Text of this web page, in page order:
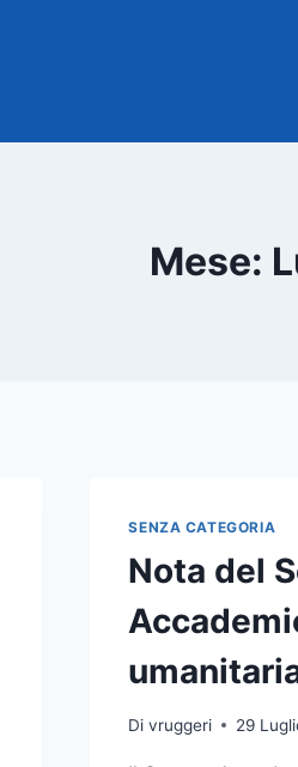
Mese:
SENZA CATEGORIA
Nota del
Di vruggeri 29